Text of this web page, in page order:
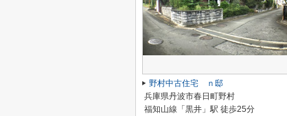
野村中古住宅 ｎ邸
兵庫県丹波市春日町野村
福知山線「黒井」駅 徒歩25分